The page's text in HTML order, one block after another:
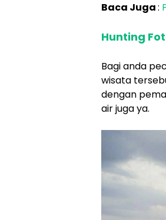
Baca Juga:
Hunting
Bagi anda
wisata
dengan
air juga ya.